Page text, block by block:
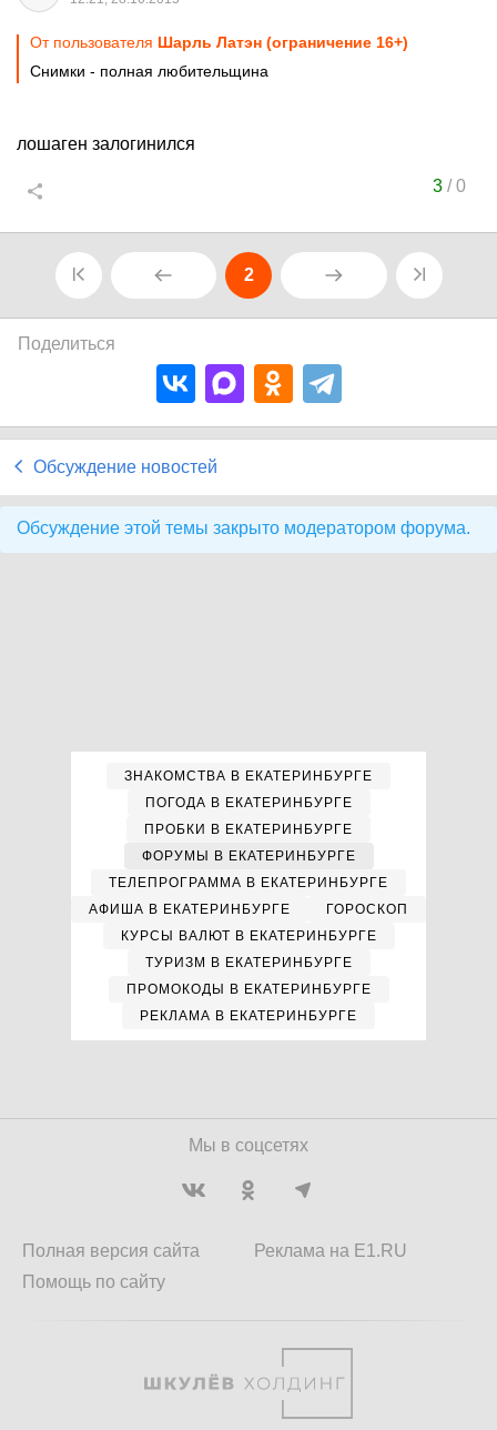
От пользователя Шарль Латэн (ограничение 16+)
Снимки - полная любительщина
лошаген залогинился
3/0
2
Поделиться
Обсуждение новостей
Обсуждение этой темы закрыто модератором форума.
ЗНАКОМСТВА В ЕКАТЕРИНБУРГЕ
ПОГОДА В ЕКАТЕРИНБУРГЕ
ПРОБКИ В ЕКАТЕРИНБУРГЕ
ФОРУМЫ В ЕКАТЕРИНБУРГЕ
ТЕЛЕПРОГРАММА В ЕКАТЕРИНБУРГЕ
АФИША В ЕКАТЕРИНБУРГЕ
ГОРОСКОП
КУРСЫ ВАЛЮТ В ЕКАТЕРИНБУРГЕ
ТУРИЗМ В ЕКАТЕРИНБУРГЕ
ПРОМОКОДЫ В ЕКАТЕРИНБУРГЕ
РЕКЛАМА В ЕКАТЕРИНБУРГЕ
Мы в соцсетях
Полная версия сайта
Помощь по сайту
Реклама на E1.RU